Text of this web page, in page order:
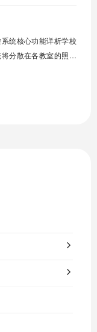
台统一管控，减少人
设备使用寿命，节约
统核心功能详析学校
分散在各教室的照明
策略、能耗监测、故